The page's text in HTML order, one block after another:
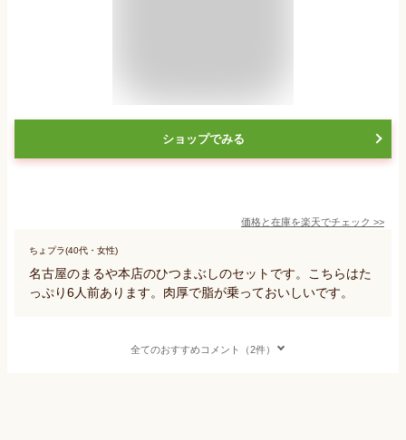
ショップでみる
価格と在庫を楽天でチェック >>
ちょプラ(40代・女性)
名古屋のまるや本店のひつまぶしのセットです。こちらはた
っぷり6人前あります。肉厚で脂が乗っておいしいです。
全てのおすすめコメント（2件）